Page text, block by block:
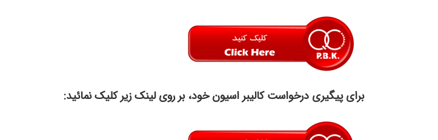
برای پیگیری درخواست کالیبر اسیون خود، بر روی لینک زیر کلیک نمائید: